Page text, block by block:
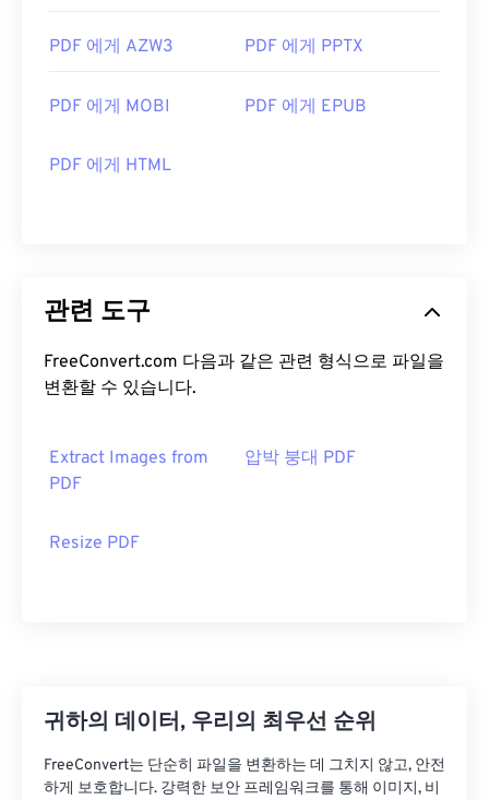
PDF 에게 AZW3 PDF 에게 PPTX
PDF 에게 MOBI PDF 에게 EPUB
PDF 에게 HTML
관련 도구
FreeConvert.com 다음과 같은 관련 형식으로 파일을
변환할 수 있습니다.
Extract Images from
PDF
압박 붕대 PDF
Resize PDF
귀하의 데이터, 우리의 최우선 순위
FreeConvert는 단순히 파일을 변환하는 데 그치지 않고, 안전
하게 보호합니다. 강력한 보안 프레임워크를 통해 이미지, 비